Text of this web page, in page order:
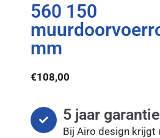
560 150
mm
€108,00
5 jaar garantie
Bij Airo design krijgt